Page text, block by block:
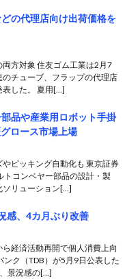
の代理店向け出荷価格を
方対象 住友ゴム工業は2月7
チューブ、フラップの代理店
表した。 夏用[…]
品や産業用ロボット手掛
ロース市場上場
ピッキング自動化も 東京証券
コンベヤー部品の設計・製
ソリューション[…]
感、4カ月ぶり改善
経済活動再開で個人消費上向
ンク（TDB）が5月9日公表した
景況感の[…]